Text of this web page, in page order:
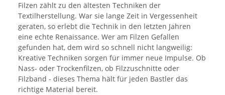
Filzen zählt zu den ältesten Techniken der
Textilherstellung. War sie lange Zeit in Vergessenheit
geraten, so erlebt die Technik in den letzten Jahren
eine echte Renaissance. Wer am Filzen Gefallen
gefunden hat, dem wird so schnell nicht langweilig:
Kreative Techniken sorgen für immer neue Impulse. Ob
Nass- oder Trockenfilzen, ob Filzzuschnitte oder
Filzband - dieses Thema hält für jeden Bastler das
richtige Material bereit.